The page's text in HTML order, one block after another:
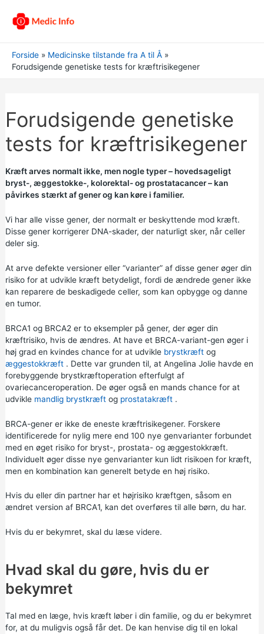
Forside
Medicinske tilstande fra A til Å
Forudsigende genetiske tests for kræftrisikegener
Forudsigende genetiske
tests for kræftrisikegener
Kræft arves normalt ikke, men nogle typer – hovedsageligt
bryst-, æggestokke-, kolorektal- og prostatacancer – kan
påvirkes stærkt af gener og kan køre i familier.
Vi har alle visse gener, der normalt er beskyttende mod kræft.
Disse gener korrigerer DNA-skader, der naturligt sker, når celler
deler sig.
At arve defekte versioner eller “varianter” af disse gener øger din
risiko for at udvikle kræft betydeligt, fordi de ændrede gener ikke
kan reparere de beskadigede celler, som kan opbygge og danne
en tumor.
BRCA1 og BRCA2 er to eksempler på gener, der øger din
kræftrisiko, hvis de ændres. At have et BRCA-variant-gen øger i
høj grad en kvindes chance for at udvikle brystkræftog
æggestokkræft. Dette var grunden til, at Angelina Jolie havde en
forebyggende brystkræftoperation efterfulgt af
ovariecanceroperation. De øger også en mands chance for at
udvikle mandlig brystkræftog prostatakræft.
BRCA-gener er ikke de eneste kræftrisikegener. Forskere
identificerede for nylig mere end 100 nye genvarianter forbundet
med en øget risiko for bryst-, prostata- og æggestokkræft.
Individuelt øger disse nye genvarianter kun lidt risikoen for kræft,
men en kombination kan generelt betyde en høj risiko.
Hvis du eller din partner har et højrisiko kræftgen, såsom en
ændret version af BRCA1, kan det overføres til alle børn, du har.
Hvis du er bekymret, skal du læse videre.
Hvad skal du gøre, hvis du er
bekymret
Tal med en læge, hvis kræft løber i din familie, og du er bekymret
for, at du muligvis også får det. De kan henvise dig til en lokal